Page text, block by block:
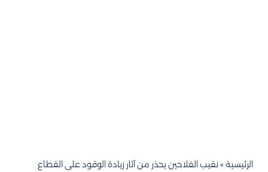
الرئيسية » نقيب الفلاحين يحذر من آثار زيادة الوقود على القطاع